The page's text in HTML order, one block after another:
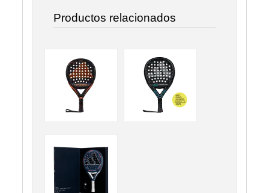
Productos relacionados